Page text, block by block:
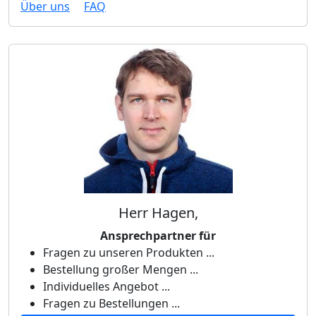
Über uns
FAQ
Herr Hagen,
Ansprechpartner für
Fragen zu unseren Produkten ...
Bestellung großer Mengen ...
Individuelles Angebot ...
Fragen zu Bestellungen ...